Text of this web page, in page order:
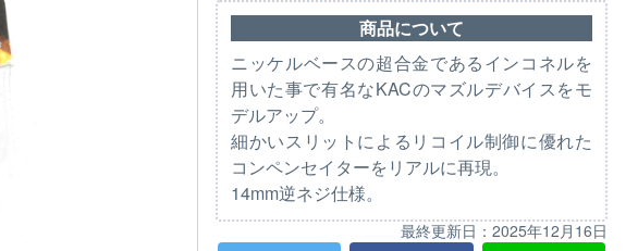
商品について
ニッケルベースの超合金であるインコネルを
用いた事で有名なKACのマズルデバイスをモ
デルアップ。
細かいスリットによるリコイル制御に優れた
コンペンセイターをリアルに再現。
14mm逆ネジ仕様。
最終更新日： 2025年12月16日